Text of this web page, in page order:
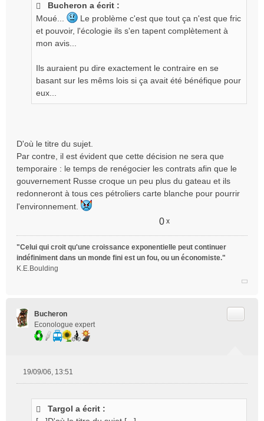
Bucheron a écrit :
Moué...
Le problème c'est que tout ça n'est que fric
et pouvoir, l'écologie ils s'en tapent complètement à
mon avis...
Ils auraient pu dire exactement le contraire en se
basant sur les mêms lois si ça avait été bénéfique pour
eux...
D'où le titre du sujet.
Par contre, il est évident que cette décision ne sera que
temporaire : le temps de renégocier les contrats afin que le
gouvernement Russe croque un peu plus du gateau et ils
redonneront à tous ces pétroliers carte blanche pour pourrir
l'environnement.
0 x
"Celui qui croit qu'une croissance exponentielle peut continuer
indéfiniment dans un monde fini est un fou, ou un économiste."
K.E.Boulding
Bucheron
Econologue expert
19/09/06, 13:51
Targol a écrit :